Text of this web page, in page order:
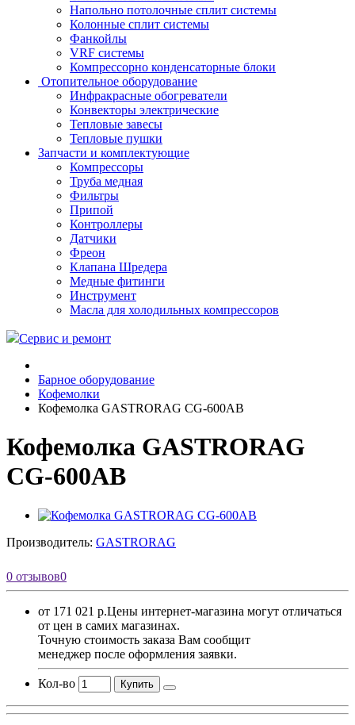
Напольно потолочные сплит системы
Колонные сплит системы
Фанкойлы
VRF системы
Компрессорно конденсаторные блоки
Отопительное оборудование
Инфракрасные обогреватели
Конвекторы электрические
Тепловые завесы
Тепловые пушки
Запчасти и комплектующие
Компрессоры
Труба медная
Фильтры
Припой
Контроллеры
Датчики
Фреон
Клапана Шредера
Медные фитинги
Инструмент
Масла для холодильных компрессоров
Сервис и ремонт
Барное оборудование
Кофемолки
Кофемолка GASTRORAG CG-600AB
Кофемолка GASTRORAG
CG-600AB
Производитель: GASTRORAG
0 отзывов0
от 171 021 р.Цены интернет-магазина могут отличаться
от цен в самих магазинах.
Точную стоимость заказа Вам сообщит
менеджер после оформления заявки.
Кол-во Купить